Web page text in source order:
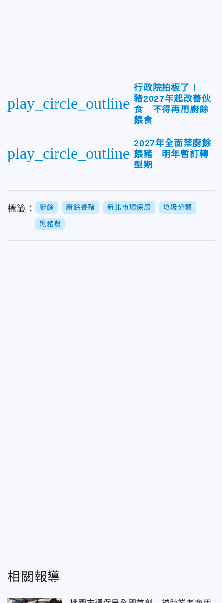
play_circle_outline
行政院拍板了！
豬2027年起改善伙
食 不得再用廚餘
餵食
play_circle_outline
2027年全面禁廚餘
餵豬 明年暫訂轉
型期
標籤： 廚餘 廚餘養豬 新北市環保局 垃圾分類
黑豬農
相關報導